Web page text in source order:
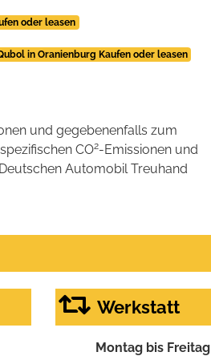
oder leasen
in Oranienburg Kaufen oder leasen
und gegebenenfalls zum
CO2-Emissionen und
Automobil Treuhand
Werkstatt
Montag bis Freitag